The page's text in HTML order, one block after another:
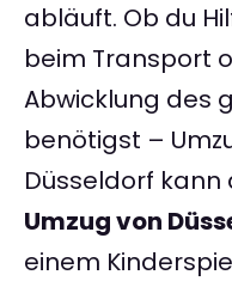
abläuft. Ob du
beim Transport
Abwicklung des
benötigst –
Düsseldorf kann
Umzug von
einem